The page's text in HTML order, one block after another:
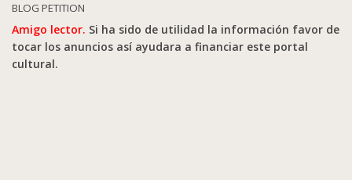
BLOG PETITION
Amigo lector. Si ha sido de utilidad la información favor de
tocar los anuncios así ayudara a financiar este portal
cultural.